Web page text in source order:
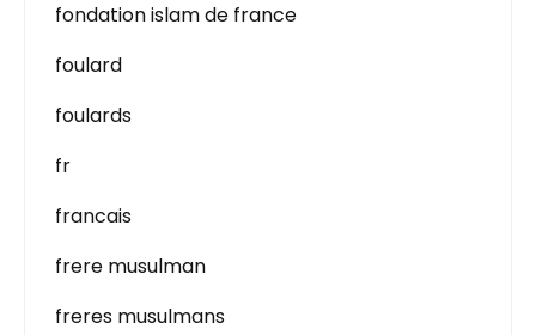
fondation islam de france
foulard
foulards
fr
francais
frere musulman
freres musulmans